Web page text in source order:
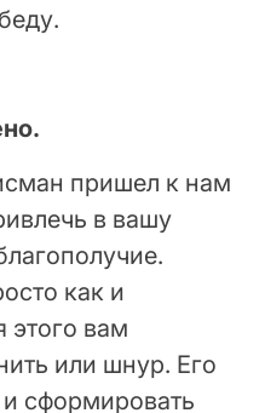
пришел к нам
в вашу
как и
этого вам
или шнур. Его
сформировать